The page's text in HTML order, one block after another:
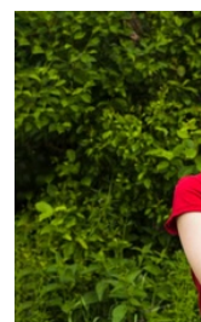
Детская
Детская
Детская
Детская
Детская
Детская урология